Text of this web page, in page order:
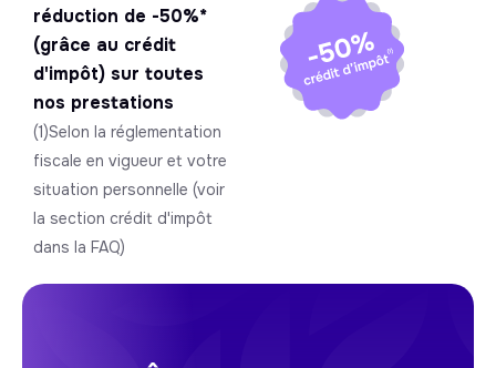
réduction de -50%*
(grâce au crédit
d'impôt) sur toutes
nos prestations
(1)Selon la réglementation
fiscale en vigueur et votre
situation personnelle (voir
la section crédit d'impôt
dans la FAQ)